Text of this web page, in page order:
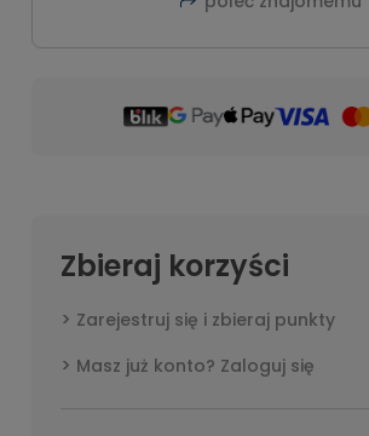
Zbieraj korzyści
Zarejestruj się i zbieraj punkty
Masz już konto? Zaloguj się